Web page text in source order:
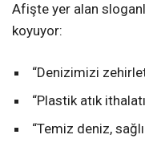
Afişte yer alan
koyuyor:
“Denizimizi
“Plastik atık
“Temiz deniz,